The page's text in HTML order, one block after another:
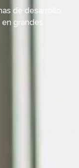
de desarrollo
grandes